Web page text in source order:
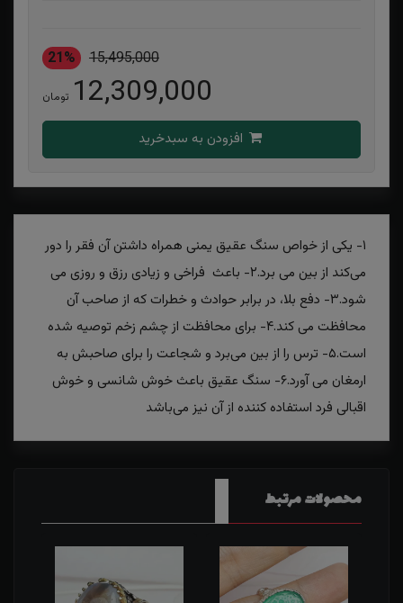
15,495,000
21%
12,309,000 تومان
۱- یکی از خواص سنگ عقیق یمنی همراه داشتن آن فقر را دور
می‌کند از بین می برد.۲- باعث فراخی و زیادی رزق و روزی می
شود.۳- دفع بلا، در برابر حوادث و خطرات که از صاحب آن
محافظت می کند.۴- برای محافظت از چشم زخم توصیه شده
است.۵- ترس را از بین می‌برد و شجاعت را برای صاحبش به
ارمغان می آورد.۶- سنگ عقیق باعث خوش شانسی و خوش
اقبالی فرد استفاده کننده از آن نیز می‌باشد
محصولات مرتبط